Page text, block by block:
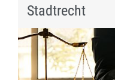
Stadtrecht